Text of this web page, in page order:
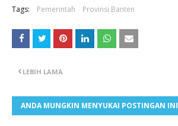
Tags: Pemerintah Provinsi Banten
LEBIH LAMA
ANDA MUNGKIN MENYUKAI POSTINGAN INI